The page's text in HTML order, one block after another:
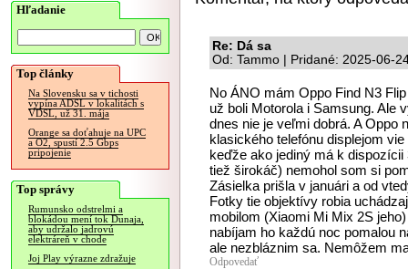
Hľadanie
Top články
Na Slovensku sa v tichosti
vypína ADSL v lokalitách s
VDSL, už 31. mája
Orange sa doťahuje na UPC
a O2, spustí 2.5 Gbps
pripojenie
Top správy
Rumunsko odstrelmi a
blokádou mení tok Dunaja,
aby udržalo jadrovú
elektráreň v chode
Joj Play výrazne zdražuje
Re: Dá sa
Od: Tammo | Pridané: 2025-06-
No ÁNO mám Oppo Find N3
už boli Motorola i Samsung. Ale
dnes nie je veľmi dobrá. A Oppo
klasického telefónu displejom
keďže ako jediný má k
tiež širokáč) nemohol som si
Zásielka prišla v januári a od
Fotky tie objektívy robia
mobilom (Xiaomi Mi Mix 2S
nabíjam ho každú noc pomalou
ale nezbláznim sa. Nemôžem
Odpovedať